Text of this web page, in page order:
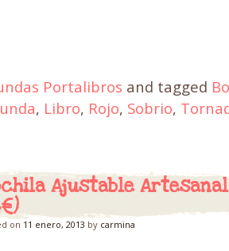
Portalibros and tagged
, Libro, Rojo, Sobrio,
Ajustable
on 11 enero, 2013 by carmina